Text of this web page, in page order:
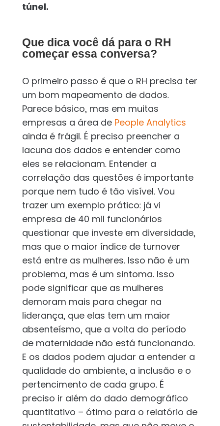
túnel.
Que dica você dá para o RH
começar essa conversa?
O primeiro passo é que o RH precisa ter
um bom mapeamento de dados.
Parece básico, mas em muitas
empresas a área dePeople Analytics
ainda é frágil. É preciso preencher a
lacuna dos dados e entender como
eles se relacionam. Entender a
correlação das questões é importante
porque nem tudo é tão visível. Vou
trazer um exemplo prático: já vi
empresa de 40 mil funcionários
questionar que investe em diversidade,
mas que o maior índice de turnover
está entre as mulheres. Isso não é um
problema, mas é um sintoma. Isso
pode significar que as mulheres
demoram mais para chegar na
liderança, que elas tem um maior
absenteísmo, que a volta do período
de maternidade não está funcionando.
E os dados podem ajudar a entender a
qualidade do ambiente, a inclusão e o
pertencimento de cada grupo. É
preciso ir além do dado demográfico
quantitativo – ótimo para o relatório de